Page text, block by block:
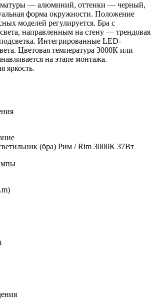
— алюминий, оттенки — черный,
форма окружности. Положение
моделей регулируется. Бра с
направленным на стену — трендовая
Интегрированные LED-
Цветовая температура 3000К или
на этапе монтажа.
яркость.
(бра) Рим / Rim 3000К 37Вт